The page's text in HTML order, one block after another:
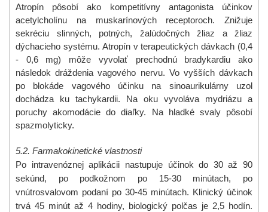
Atropín pôsobí ako kompetitívny antagonista účinkov
acetylcholínu na muskarínových receptoroch. Znižuje
sekréciu slinných, potných, žalúdočných žliaz a žliaz
dýchacieho systému. Atropín v terapeutických dávkach (0,4
- 0,6 mg) môže vyvolať prechodnú bradykardiu ako
následok dráždenia vagového nervu. Vo vyšších dávkach
po blokáde vagového účinku na sinoaurikulárny uzol
dochádza ku tachykardii. Na oku vyvoláva mydriázu a
poruchy akomodácie do diaľky. Na hladké svaly pôsobí
spazmolyticky.
5.2. Farmakokinetické vlastnosti
Po intravenóznej aplikácii nastupuje účinok do 30 až 90
sekúnd, po podkožnom po 15-30 minútach, po
vnútrosvalovom podaní po 30-45 minútach. Klinický účinok
trvá 45 minút až 4 hodiny, biologický polčas je 2,5 hodín.